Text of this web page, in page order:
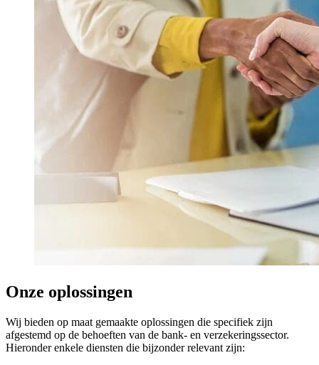
Onze oplossingen
Wij bieden op maat gemaakte oplossingen die specifiek zijn
afgestemd op de behoeften van de bank- en verzekeringssector.
Hieronder enkele diensten die bijzonder relevant zijn: